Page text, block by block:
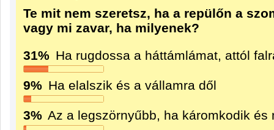
Te mit nem szeretsz, ha a repülőn a
vagy mi zavar, ha milyenek?
31% Ha rugdossa a háttámlámat, attól
9% Ha elalszik és a vállamra dől
3% Az a legszörnyűbb, ha káromkodik és